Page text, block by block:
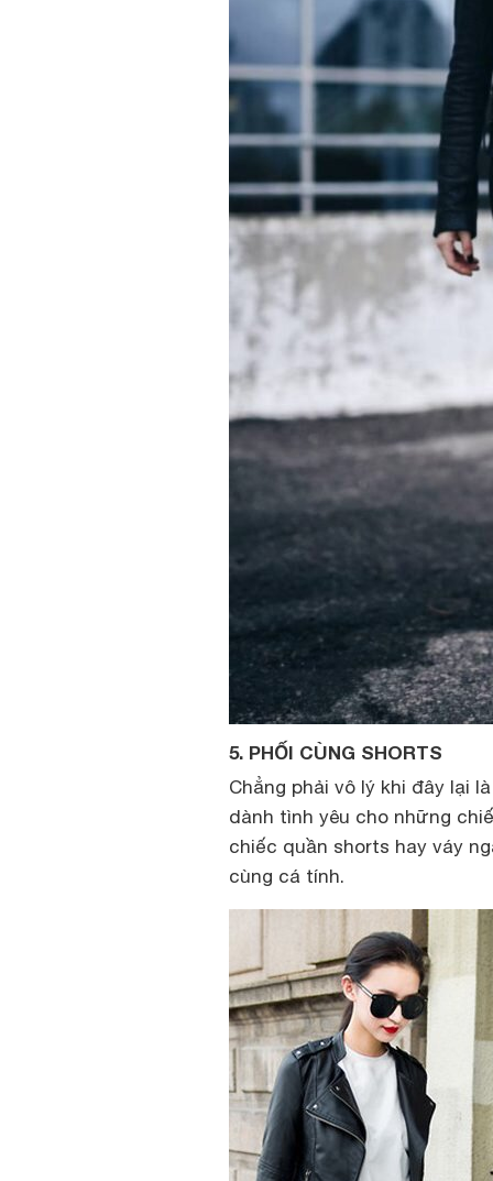
5. PHỐI CÙNG SHORTS
Chẳng phải vô lý khi đây lại
dành tình yêu cho những
chiếc quần shorts hay váy
cùng cá tính.